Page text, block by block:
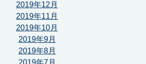
2019年12月
2019年11月
2019年10月
2019年9月
2019年8月
2019年7月